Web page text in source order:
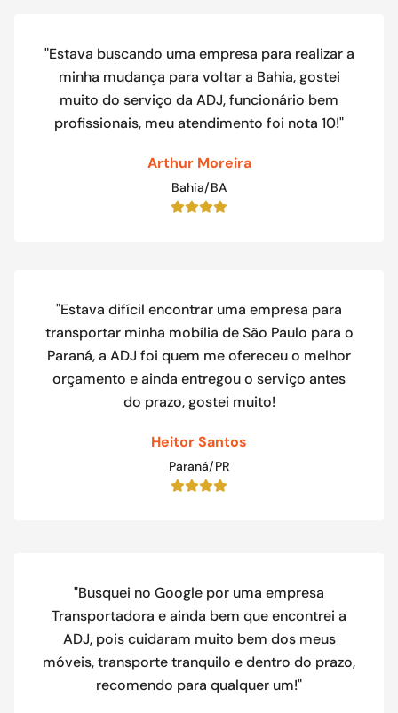
"Estava buscando uma empresa para realizar a
minha mudança para voltar a Bahia, gostei
muito do serviço da ADJ, funcionário bem
profissionais, meu atendimento foi nota 10!"
Arthur Moreira
Bahia/BA
"Estava difícil encontrar uma empresa para
transportar minha mobília de São Paulo para o
Paraná, a ADJ foi quem me ofereceu o melhor
orçamento e ainda entregou o serviço antes
do prazo, gostei muito!
Heitor Santos
Paraná/PR
"Busquei no Google por uma empresa
Transportadora e ainda bem que encontrei a
ADJ, pois cuidaram muito bem dos meus
móveis, transporte tranquilo e dentro do prazo,
recomendo para qualquer um!"